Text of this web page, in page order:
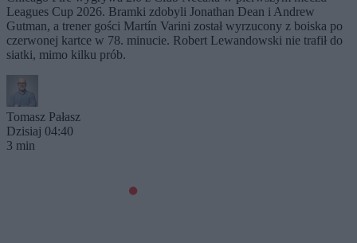
Leagues Cup 2026. Bramki zdobyli Jonathan Dean i Andrew
Gutman, a trener gości Martín Varini został wyrzucony z boiska po
czerwonej kartce w 78. minucie. Robert Lewandowski nie trafił do
siatki, mimo kilku prób.
Tomasz Pałasz
Dzisiaj 04:40
3 min